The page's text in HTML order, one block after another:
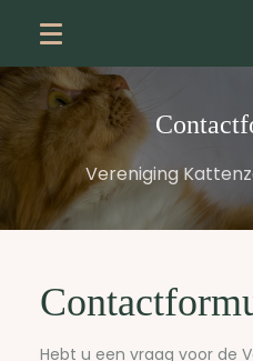
Vereniging
Hebt u een vraag voor de